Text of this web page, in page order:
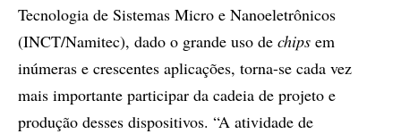
Tecnologia de Sistemas Micro e Nanoeletrônicos
(INCT/Namitec), dado o grande uso de chips em
inúmeras e crescentes aplicações, torna-se cada vez
mais importante participar da cadeia de projeto e
produção desses dispositivos. “A atividade de